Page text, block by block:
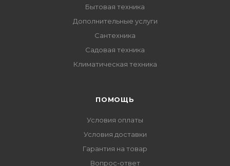
Бытовая техника
Дополнительные услуги
Сантехника
Садовая техника
Климатическая техника
ПОМОЩЬ
Условия оплаты
Условия доставки
Гарантия на товар
Вопрос-ответ